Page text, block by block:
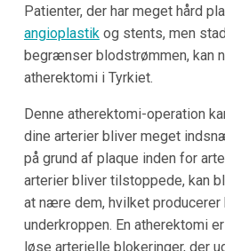
Patienter, der har meget hård
angioplastik og stents, men
begrænser blodstrømmen, kan
atherektomi i Tyrkiet.
Denne atherektomi-operation
dine arterier bliver meget
på grund af plaque inden for
arterier bliver tilstoppede, kan
at nære dem, hvilket producerer
underkroppen. En atherektomi
løse arterielle blokeringer, der